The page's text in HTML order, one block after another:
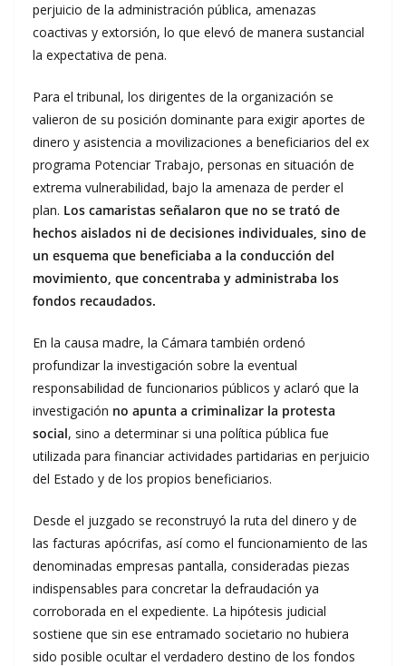
perjuicio de la administración pública, amenazas
coactivas y extorsión, lo que elevó de manera sustancial
la expectativa de pena.
Para el tribunal, los dirigentes de la organización se
valieron de su posición dominante para exigir aportes de
dinero y asistencia a movilizaciones a beneficiarios del ex
programa Potenciar Trabajo, personas en situación de
extrema vulnerabilidad, bajo la amenaza de perder el
plan. Los camaristas señalaron que no se trató de
hechos aislados ni de decisiones individuales, sino de
un esquema que beneficiaba a la conducción del
movimiento, que concentraba y administraba los
fondos recaudados.
En la causa madre, la Cámara también ordenó
profundizar la investigación sobre la eventual
responsabilidad de funcionarios públicos y aclaró que la
investigación no apunta a criminalizar la protesta
social, sino a determinar si una política pública fue
utilizada para financiar actividades partidarias en perjuicio
del Estado y de los propios beneficiarios.
Desde el juzgado se reconstruyó la ruta del dinero y de
las facturas apócrifas, así como el funcionamiento de las
denominadas empresas pantalla, consideradas piezas
indispensables para concretar la defraudación ya
corroborada en el expediente. La hipótesis judicial
sostiene que sin ese entramado societario no hubiera
sido posible ocultar el verdadero destino de los fondos